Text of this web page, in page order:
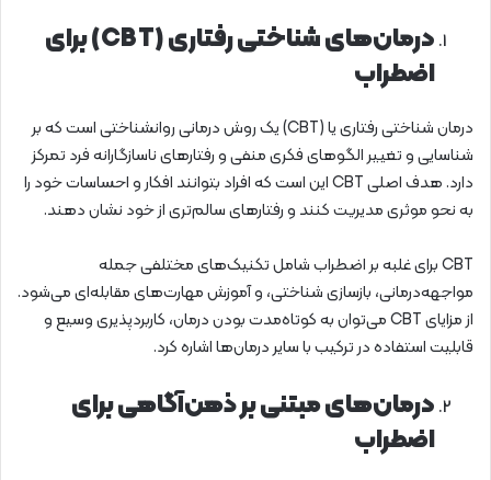
درمان‌های شناختی رفتاری (CBT) برای
اضطراب
درمان شناختی رفتاری یا (CBT) یک روش درمانی روانشناختی است که بر
شناسایی و تغییر الگوهای فکری منفی و رفتارهای ناسازگارانه فرد تمرکز
دارد. هدف اصلی CBT این است که افراد بتوانند افکار و احساسات خود را
به نحو موثری مدیریت کنند و رفتارهای سالم‌تری از خود نشان دهند.
CBT برای غلبه بر اضطراب شامل تکنیک‌های مختلفی جمله
مواجهه‌درمانی، بازسازی شناختی، و آموزش مهارت‌های مقابله‌ای می‌شود.
از مزایای CBT می‌توان به کوتاه‌مدت بودن درمان، کاربردپذیری وسیع و
قابلیت استفاده در ترکیب با سایر درمان‌ها اشاره کرد.
درمان‌های مبتنی بر ذهن‌آگاهی برای
اضطراب